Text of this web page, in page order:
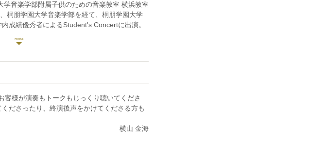
ラの演奏活動をしながら、講師として後進の
。今年度より、洗足大学嘱託弦楽器演奏補助
氏、惠藤久美子氏に師事。室内楽を磯村和英
音楽学部附属子供のための音楽教室 横浜教室
桐朋学園大学音楽学部を経て、桐朋学園大学
成績優秀者によるStudent's Concertに出演。
開レッスンを受講。
クール中学生部門第3位。
校生部門)第2位、第26回F部門(大学・一般部
部門関東地区予選優秀賞、および全国大会入
様が演奏もトークもじっくり聴いてくださ
ださったり、終演後声をかけてくださる方も
横山 金海